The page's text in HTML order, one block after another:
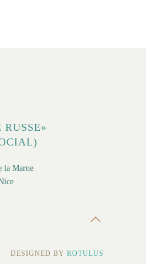
la Marne
DESIGNED BY ROTULUS